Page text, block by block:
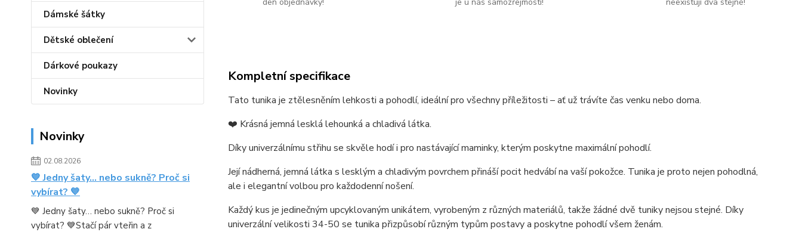
Dámské šátky
Dětské oblečení
Dárkové poukazy
Novinky
Novinky
02.08.2026
💙 Jedny šaty… nebo sukně? Proč si
vybírat? 💙
💙 Jedny šaty… nebo sukně? Proč si
vybírat? 💙Stačí pár vteřin a z
Kompletní specifikace
Tato tunika je ztělesněním lehkosti a pohodlí, ideální pro všechny příležitosti – ať už trávíte čas venku nebo doma.
❤️ Krásná jemná lesklá lehounká a chladivá látka.
Díky univerzálnímu střihu se skvěle hodí i pro nastávající maminky, kterým poskytne maximální pohodlí.
Její nádherná, jemná látka s lesklým a chladivým povrchem přináší pocit hedvábí na vaší pokožce. Tunika je proto nejen pohodlná,
ale i elegantní volbou pro každodenní nošení.
Každý kus je jedinečným upcyklovaným unikátem, vyrobeným z různých materiálů, takže žádné dvě tuniky nejsou stejné. Díky
univerzální velikosti 34-50 se tunika přizpůsobí různým typům postavy a poskytne pohodlí všem ženám.